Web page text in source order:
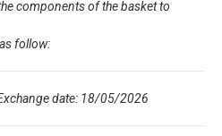
components of the basket to
follow:
date: 18/05/2026